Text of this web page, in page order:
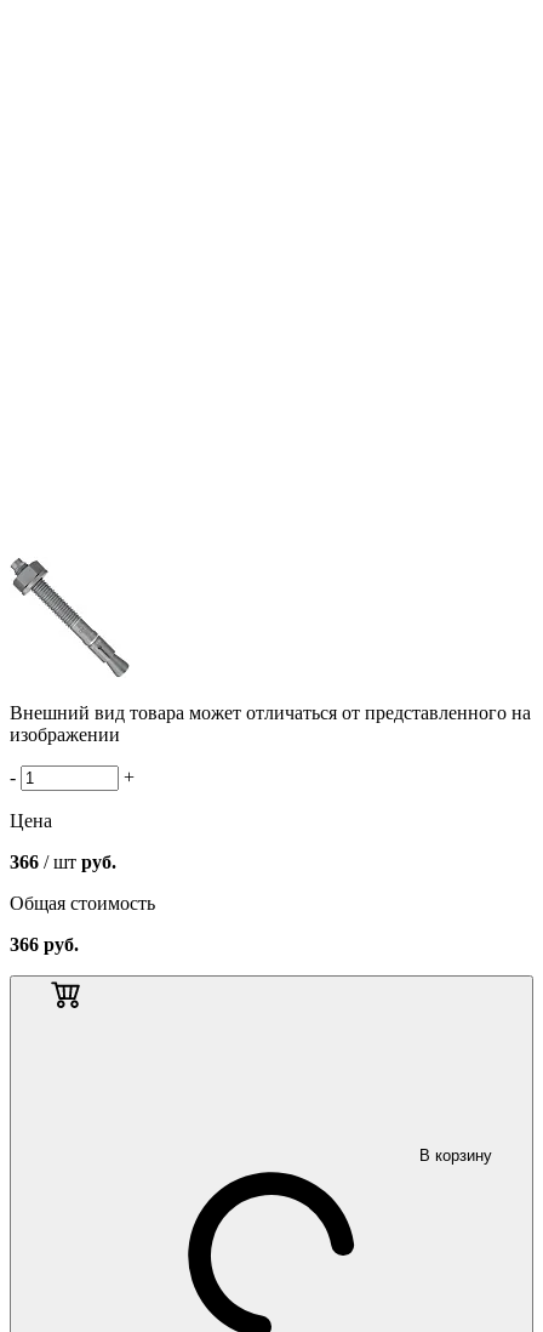
Внешний вид товара может отличаться от представленного на
изображении
- +
Цена
366 / шт руб.
Общая стоимость
366 руб.
В корзину